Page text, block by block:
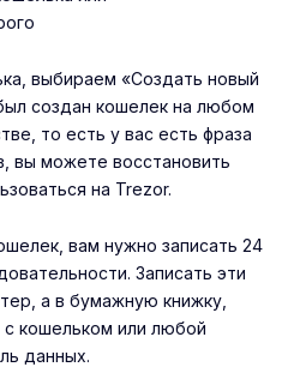
выбираем «Создать новый
создан кошелек на любом
то есть у вас есть фраза
вы можете восстановить
на Trezor.
вам нужно записать 24
Записать эти
а в бумажную книжку,
кошельком или любой
данных.